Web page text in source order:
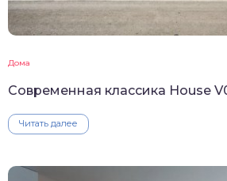
Дома
Современная классика House
Читать далее